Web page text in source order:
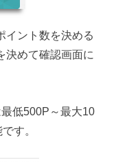
イント数を決める
決めて確認画面に
低500P～最大10
す。